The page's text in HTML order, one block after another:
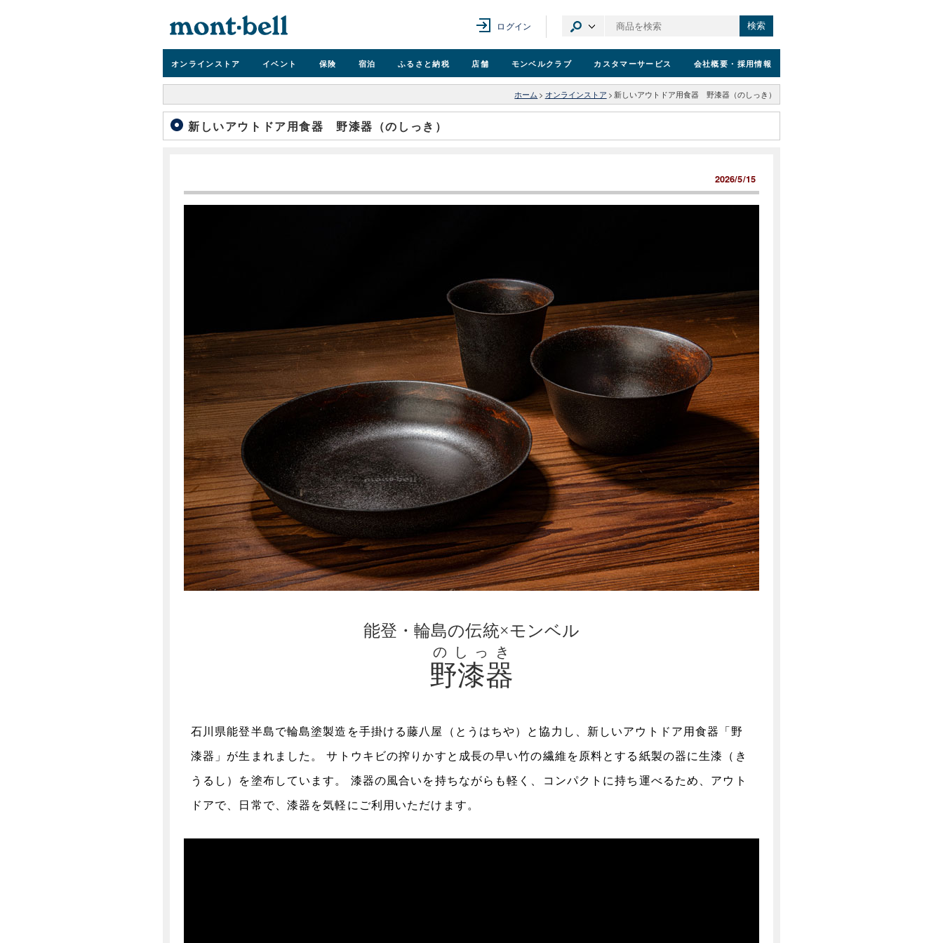
ログイン 検索
オンラインストア イベント 保険 宿泊 ふるさと納税 店舗 モンベルクラブ カスタマーサービス 会社概要 ・採用情報
ホーム > オンラインストア > 新しいアウトドア用食器 野漆器（のしっき）
新しいアウトドア用食器 野漆器（のしっき）
2026/5/15
能登・輪島の伝統×モンベル
野漆器
のしっき
石川県能登半島で輪島塗製造を手掛ける藤八屋（とうはちや）と協力し、新しいアウトドア用食器「野
漆器」が生まれました。 サトウキビの搾りかすと成長の早い竹の繊維を原料とする紙製の器に生漆（き
うるし）を塗布しています。 漆器の風合いを持ちながらも軽く、コンパクトに持ち運べるため、アウト
ドアで、日常で、漆器を気軽にご利用いただけます。